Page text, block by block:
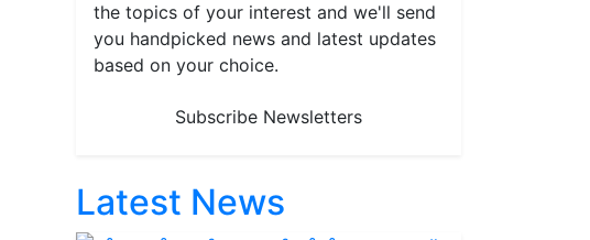
the topics of your interest and we'll send
you handpicked news and latest updates
based on your choice.
Subscribe Newsletters
Latest News